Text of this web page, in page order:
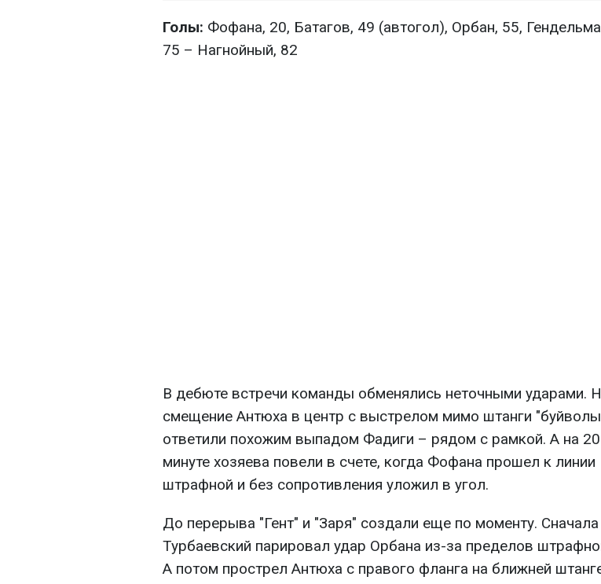
Голы: Фофана, 20, Батагов, 49 (автогол), Орбан, 55,
75 – Нагнойный, 82
В дебюте встречи команды обменялись неточными ударами.
смещение Антюха в центр с выстрелом мимо штанги
ответили похожим выпадом Фадиги – рядом с рамкой. А на
минуте хозяева повели в счете, когда Фофана прошел к линии
штрафной и без сопротивления уложил в угол.
До перерыва "Гент" и "Заря" создали еще по моменту. Сначала
Турбаевский парировал удар Орбана из-за пределов
А потом прострел Антюха с правого фланга на ближней